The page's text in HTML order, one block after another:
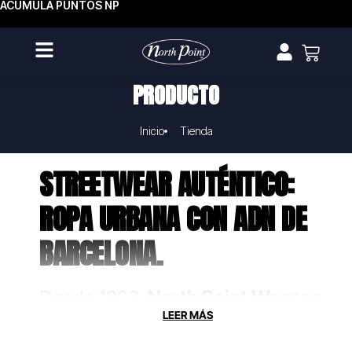
ACUMULA PUNTOS NP
PRODUCTO
Inicio Tienda
STREETWEAR AUTÉNTICO:
ROPA URBANA CON ADN DE
BARCELONA.
solo fabrica ropa, crea uniformes